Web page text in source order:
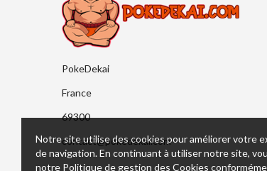
Notre site utilise des cookies pour améliorer votre
de navigation. En continuant à utiliser notre site,
notre Politique de gestion des Cookies
PokeDekai
France
69300
contact@pokedekai.com